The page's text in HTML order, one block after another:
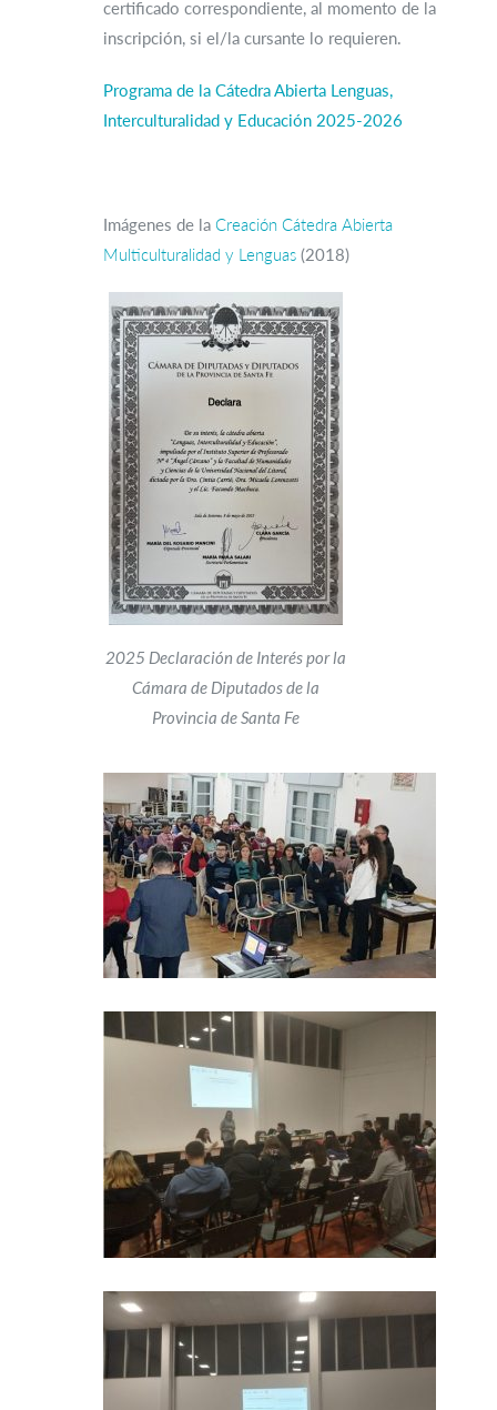
certificado correspondiente, al momento de la
inscripción, si el/la cursante lo requieren.
Programa de la Cátedra Abierta Lenguas,
Interculturalidad y Educación 2025-2026
Imágenes de la Creación Cátedra Abierta
Multiculturalidad y Lenguas (2018)
2025 Declaración de Interés por la
Cámara de Diputados de la
Provincia de Santa Fe